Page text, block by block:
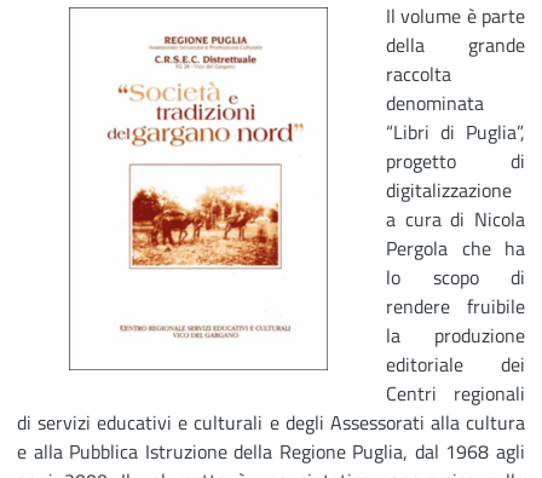
Il volume è parte
della grande
raccolta
denominata
“Libri di Puglia”,
progetto di
digitalizzazione
a cura di Nicola
Pergola che ha
lo scopo di
rendere fruibile
la produzione
editoriale dei
Centri regionali
di servizi educativi e culturali e degli Assessorati alla cultura
e alla Pubblica Istruzione della Regione Puglia, dal 1968 agli